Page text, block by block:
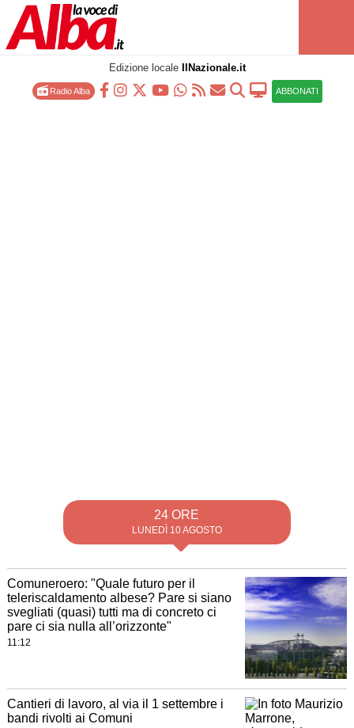
Edizione locale IlNazionale.it
Radio Alba ABBONATI
24 ORE
LUNEDÌ 10 AGOSTO
Comuneroero: "Quale futuro per il
teleriscaldamento albese? Pare si siano
svegliati (quasi) tutti ma di concreto ci
pare ci sia nulla all’orizzonte"
11:12
Cantieri di lavoro, al via il 1 settembre i
bandi rivolti ai Comuni